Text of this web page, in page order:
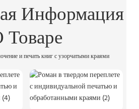
Информация
Товаре
и печать книг с узорчатыми краями